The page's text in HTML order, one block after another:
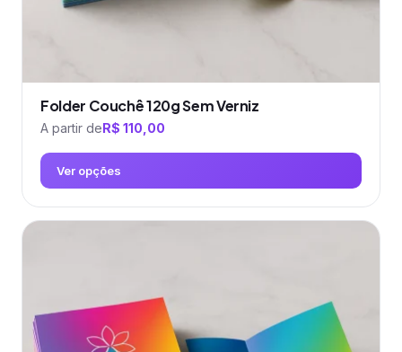
produto
Folder Couchê 120g Sem Verniz
A partir deR$ 110,00
Ver opções
Este
produto
variantes.
As